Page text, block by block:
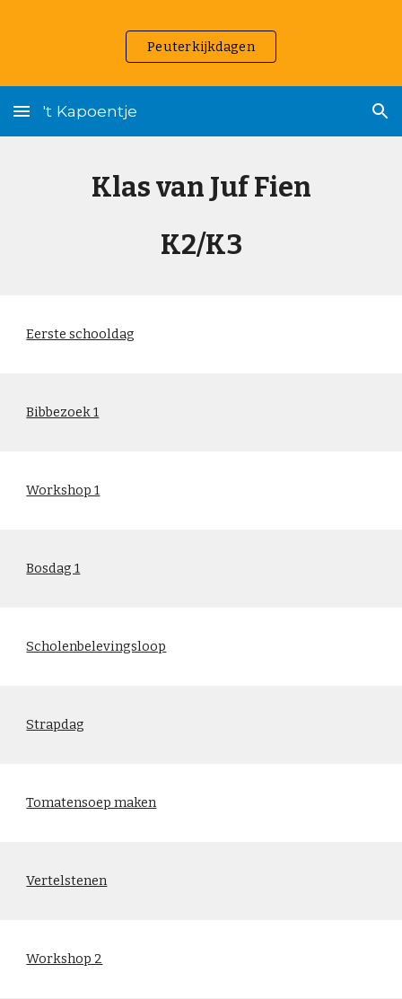
Skip to main content
Skip to navigation
Peuterkijkdagen
't Kapoentje
Klas van Juf Fien
K2/K3
Eerste schooldag
Bibbezoek 1
Workshop 1
Bosdag 1
Scholenbelevingsloop
Strapdag
Tomatensoep maken
Vertelstenen
Workshop 2